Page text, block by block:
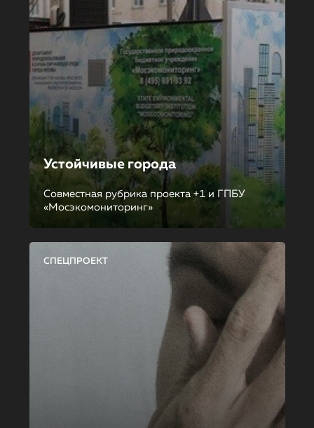
Устойчивые города
Совместная рубрика проекта +1 и ГПБУ
«Мосэкомониторинг»
СПЕЦПРОЕКТ